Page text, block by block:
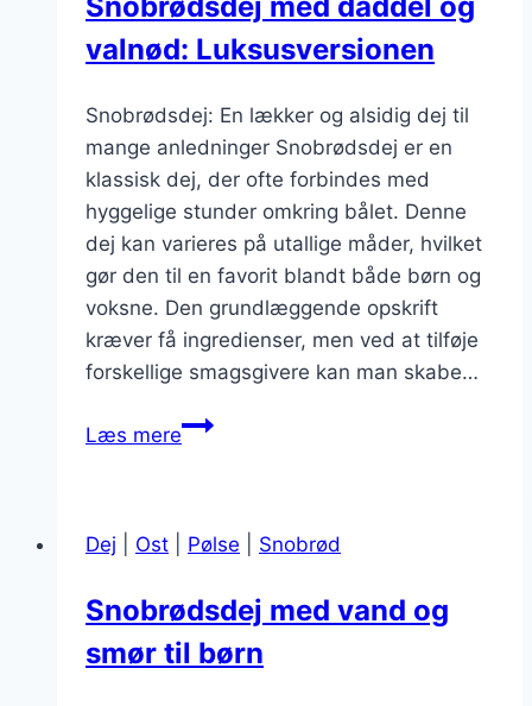
valnød: Luksusversionen
Snobrødsdej: En lækker og alsidig dej til
mange anledninger Snobrødsdej er en
klassisk dej, der ofte forbindes med
hyggelige stunder omkring bålet. Denne
dej kan varieres på utallige måder, hvilket
gør den til en favorit blandt både børn og
voksne. Den grundlæggende opskrift
kræver få ingredienser, men ved at tilføje
forskellige smagsgivere kan man skabe…
Læs mereSnobrødsdej
valnød:
Dej Ost Pølse Snobrød
Snobrødsdej med vand og
smør til børn